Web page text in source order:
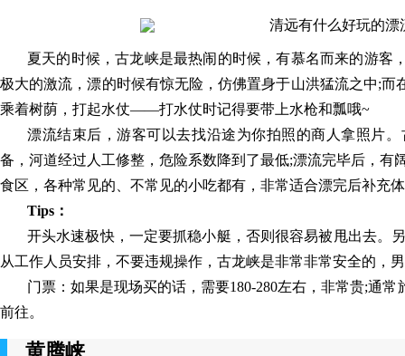
夏天的时候，古龙峡是最热闹的时候，有慕名而来的游
极大的激流，漂的时候有惊无险，仿佛置身于山洪猛流之中;
乘着树荫，打起水仗——打水仗时记得要带上水枪和瓢哦~
漂流结束后，游客可以去找沿途为你拍照的商人拿照片
备，河道经过人工修整，危险系数降到了最低;漂流完毕后，
食区，各种常见的、不常见的小吃都有，非常适合漂完后补充
Tips：
开头水速极快，一定要抓稳小艇，否则很容易被甩出去。
从工作人员安排，不要违规操作，古龙峡是非常非常安全的，
门票：如果是现场买的话，需要180-280左右，非常贵;通
前往。
黄腾峡